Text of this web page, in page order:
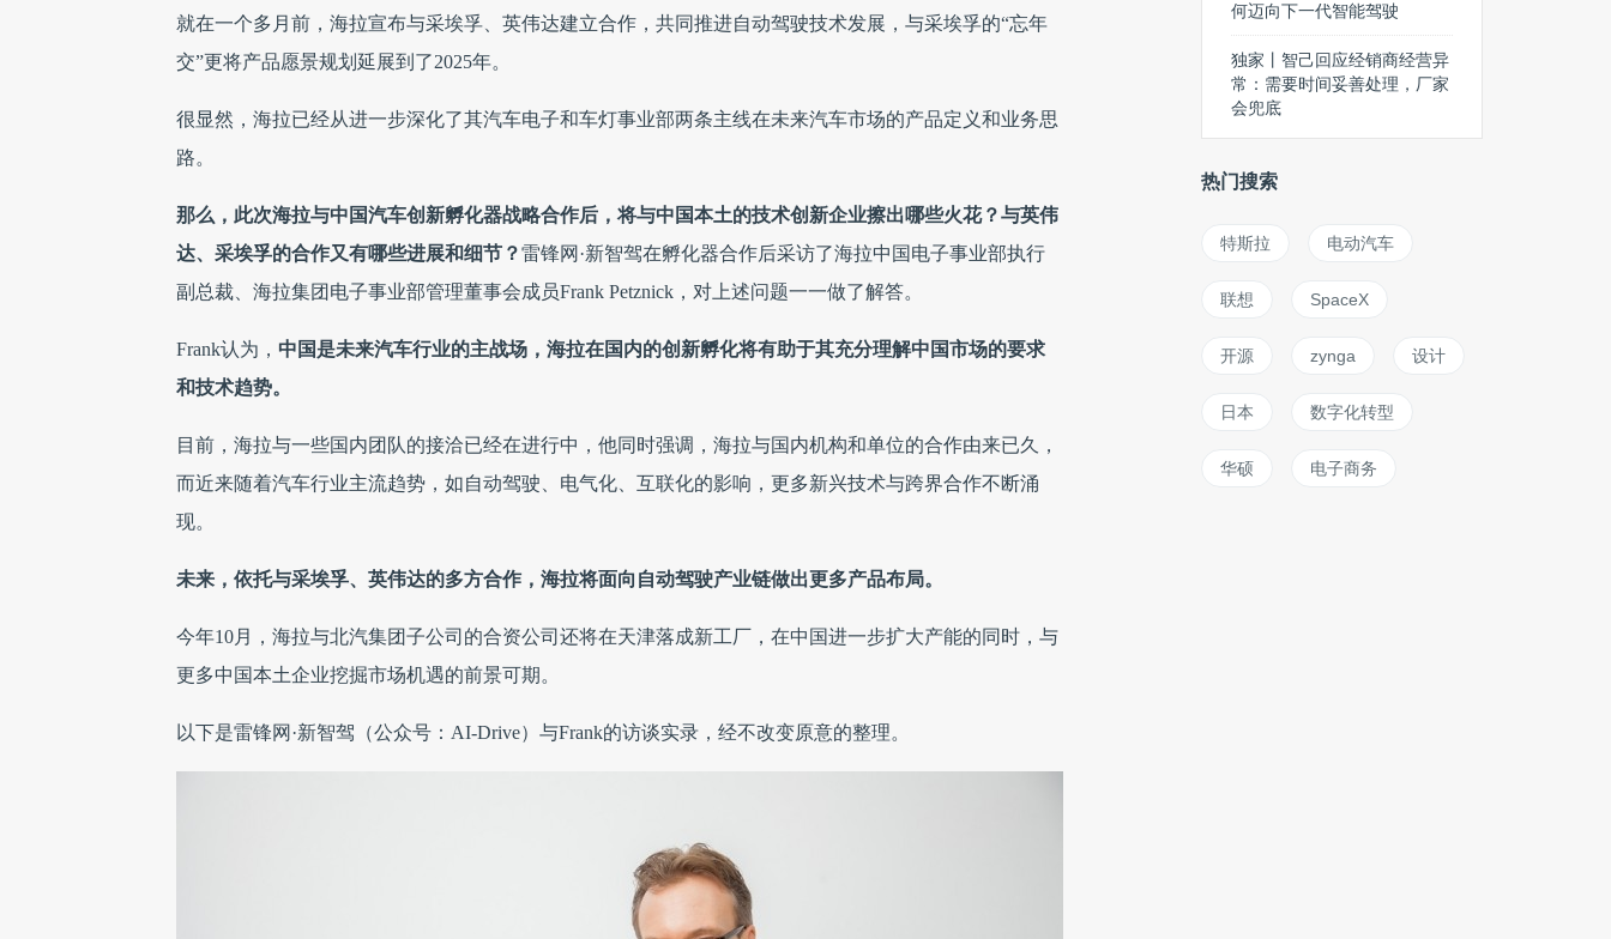
就在一个多月前，海拉宣布与采埃孚、英伟达建立合作，共同推进自动驾驶技术发展，与采埃孚的“忘年
交”更将产品愿景规划延展到了2025年。
很显然，海拉已经从进一步深化了其汽车电子和车灯事业部两条主线在未来汽车市场的产品定义和业务思
路。
那么，此次海拉与中国汽车创新孵化器战略合作后，将与中国本土的技术创新企业擦出哪些火花？与英伟
达、采埃孚的合作又有哪些进展和细节？雷锋网·新智驾在孵化器合作后采访了海拉中国电子事业部执行
副总裁、海拉集团电子事业部管理董事会成员Frank Petznick，对上述问题一一做了解答。
Frank认为， 中国是未来汽车行业的主战场，海拉在国内的创新孵化将有助于其充分理解中国市场的要求
和技术趋势。
目前，海拉与一些国内团队的接洽已经在进行中，他同时强调，海拉与国内机构和单位的合作由来已久，
而近来随着汽车行业主流趋势，如自动驾驶、电气化、互联化的影响，更多新兴技术与跨界合作不断涌
现。
未来，依托与采埃孚、英伟达的多方合作，海拉将面向自动驾驶产业链做出更多产品布局。
今年10月，海拉与北汽集团子公司的合资公司还将在天津落成新工厂，在中国进一步扩大产能的同时，与
更多中国本土企业挖掘市场机遇的前景可期。
以下是雷锋网·新智驾（公众号：AI-Drive）与Frank的访谈实录，经不改变原意的整理。
何迈向下一代智能驾驶
独家丨智己回应经销商经营异
常：需要时间妥善处理，厂家
会兜底
热门搜索
特斯拉 电动汽车
联想 SpaceX
开源 zynga 设计
日本 数字化转型
华硕 电子商务